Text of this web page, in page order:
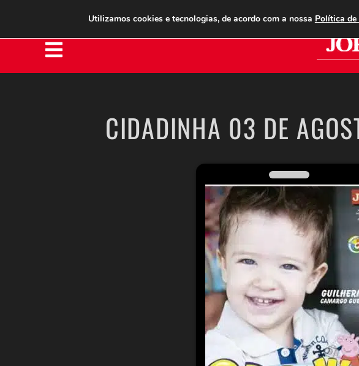
Clube do Assinante Área do Assinante ANUNCIE
CIDADINHA 03 DE
Utilizamos cookies e tecnologias, de acordo com a nossa Política de